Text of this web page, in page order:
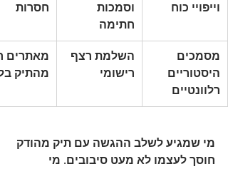
וייפויי כוח
וסמכות
חתימה
חסרות
מסמכים
היסטוריים
רלוונטיים
השלמת רצף
רישומי
מאתרים
מהתיק
מי שמגיע לשלב ההגשה עם תיק מהודק
חוסך לעצמו לא מעט סיבובים. מי